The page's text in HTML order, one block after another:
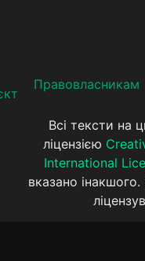
Прaвoвлaсникaм
Всі тексти на
ліцензією
International
вказано